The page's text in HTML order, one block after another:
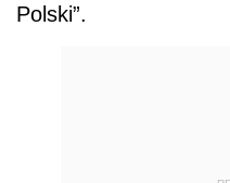
Polski”.